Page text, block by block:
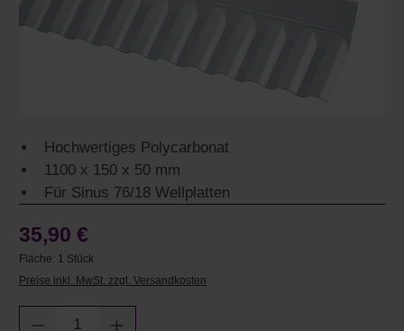
Hochwertiges Polycarbonat
1100 x 150 x 50 mm
Für Sinus 76/18 Wellplatten
35,90 €
Fläche: 1 Stück
Preise inkl. MwSt. zzgl. Versandkosten
Produkt Anzahl: Gib den gewünschten